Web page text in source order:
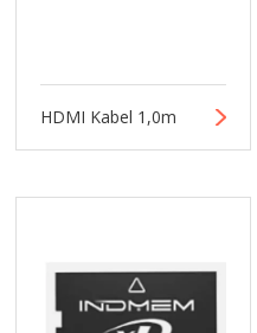
HDMI Kabel 1,0m